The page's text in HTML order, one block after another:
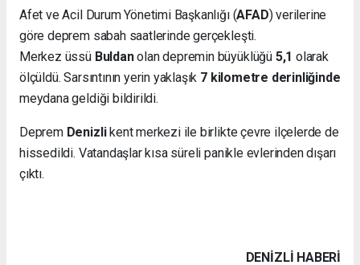
Afet ve Acil Durum Yönetimi Başkanlığı (AFAD) verilerine
göre deprem sabah saatlerinde gerçekleşti.
Merkez üssü Buldanolan depremin büyüklüğü 5,1 olarak
ölçüldü. Sarsıntının yerin yaklaşık 7 kilometre derinliğinde
meydana geldiği bildirildi.
Deprem Denizlikent merkezi ile birlikte çevre ilçelerde de
hissedildi. Vatandaşlar kısa süreli panikle evlerinden dışarı
çıktı.
DENIZLI HABERİ